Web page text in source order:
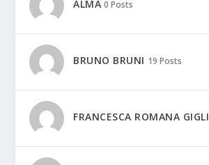
ALMA 0 Posts
BRUNO BRUNI 19 Posts
FRANCESCA ROMANA GIGLI